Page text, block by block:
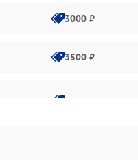
3000 ₽
3500 ₽
2800 ₽